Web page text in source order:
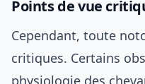
Points de vue
Cependant, toute
critiques. Certains